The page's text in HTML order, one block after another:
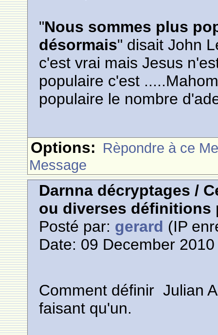
"Nous sommes plus
désormais" disait John
c'est vrai mais Jesus
populaire c'est
populaire le nombre
Options: Rèpondre à ce
Message
Darnna décryptages /
ou diverses définitions
Posté par: gerard (IP
Date: 09 December
Comment définir Julian
faisant qu'un.